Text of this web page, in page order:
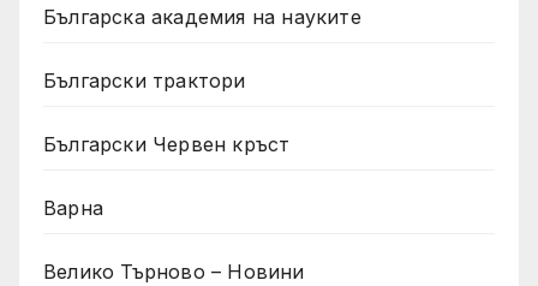
Българска академия на науките
Български трактори
Български Червен кръст
Варна
Велико Търново – Новини